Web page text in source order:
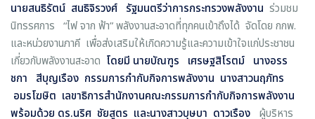
นายสนธิรัตน์ สนธิจิรวงศ์ รัฐมนตรีว่าการกระทรวงพลังงาน ร่วมชม
นิทรรศการ “ไฟ จาก ฟ้า” พลังงานสะอาดที่ทุกคนเข้าถึงได้ จัดโดย กกพ.
และหน่วยงานภาคี เพื่อส่งเสริมให้เกิดความรู้และความเข้าใจแก่ประชาชน
เกี่ยวกับพลังงานสะอาด โดยมี นายบัณฑูร เศรษฐสิโรตม์ นางอรร
ชกา สีบุญเรือง กรรมการกำกับกิจการพลังงาน นางสาวนฤภัทร
อมรโฆษิต เลขาธิการสำนักงานคณะกรรมการกำกับกิจการพลังงาน
พร้อมด้วย ดร.นริศ ชัยสูตร และนางสาวบุษบา ดาวเรือง ผู้บริหาร